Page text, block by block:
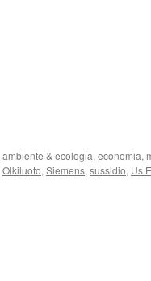
ambiente & ecologia, economia,
Olkiluoto, Siemens, sussidio, Us